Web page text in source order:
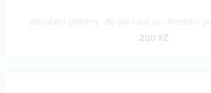
200 Kč